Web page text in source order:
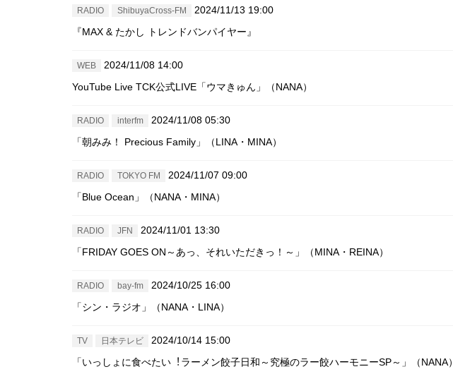
RADIO ShibuyaCross-FM
2024/11/13 19:00
『MAX & たかし トレンドバンパイヤー』
WEB
2024/11/08 14:00
YouTube Live TCK公式LIVE「ウマきゅん」（NANA）
RADIO interfm
2024/11/08 05:30
「朝みみ！ Precious Family」（LINA・MINA）
RADIO TOKYO FM
2024/11/07 09:00
「Blue Ocean」（NANA・MINA）
RADIO JFN
2024/11/01 13:30
「FRIDAY GOES ON～あっ、それいただきっ！～」（MINA・REINA）
RADIO bay-fm
2024/10/25 16:00
「シン・ラジオ」（NANA・LINA）
TV 日本テレビ
2024/10/14 15:00
「いっしょに食べたい︕ラーメン餃子日和～究極のラー餃ハーモニーSP～」（NANA）